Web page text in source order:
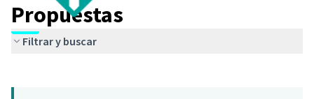
Propuestas
Filtrar y buscar